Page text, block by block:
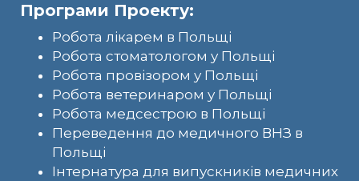
Програми Проекту:
Робота лікарем в Польщі
Робота стоматологом у Польщі
Робота провізором у Польщі
Робота ветеринаром у Польщі
Робота медсестрою в Польщі
Переведення до медичного ВНЗ в
Польщі
Інтернатура для випускників медичних